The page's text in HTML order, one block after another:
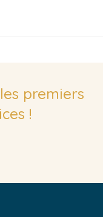
premiers
!